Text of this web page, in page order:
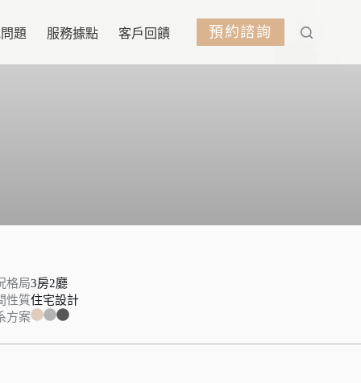
題 服務據點 客戶回饋 預約諮詢
格局3房2廳
性質住宅設計
方案